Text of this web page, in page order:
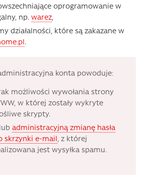
oprogramowanie w
np. warez,
działalności, które są zakazane w
.
konta powoduje:
możliwości wywołania strony
w której zostały wykryte
skrypty.
administracyjną zmianę hasła
skrzynki e-mail, z której
jest wysyłka spamu.